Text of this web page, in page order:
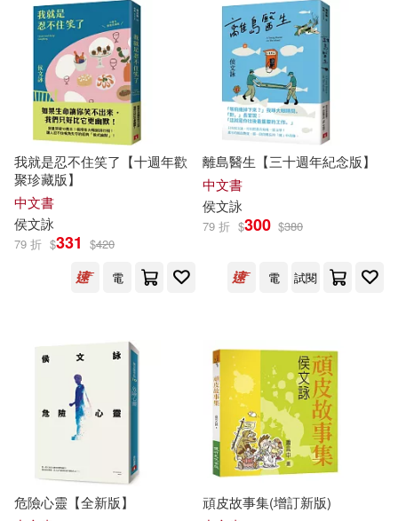
我就是忍不住笑了【十週年歡
聚珍藏版】
中文書
侯文詠
79 折 $331 $420
電
離島醫生【三十週年紀念版】
中文書
侯文詠
79 折 $300 $380
電 試閱
危險心靈【全新版】
頑皮故事集(增訂新版)